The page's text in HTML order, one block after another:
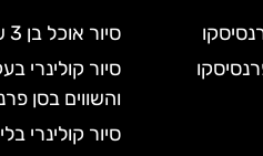
סיור אוכל בן 3 שעות בצפון ברקלי
סיור קולינרי
והשווים בסן
סיור קולינרי